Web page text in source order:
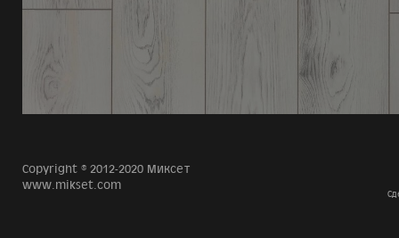
Copyright © 2012-2020 Миксет
www.mikset.com